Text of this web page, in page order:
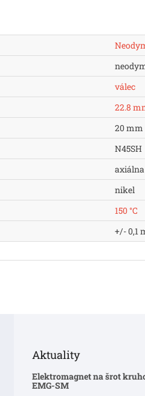
válec
22.8
20 mm
N45SH
axiálna
nikel
150 °C
+/- 0,1
Aktuality
Elektromagnet na šrot
EMG-SM